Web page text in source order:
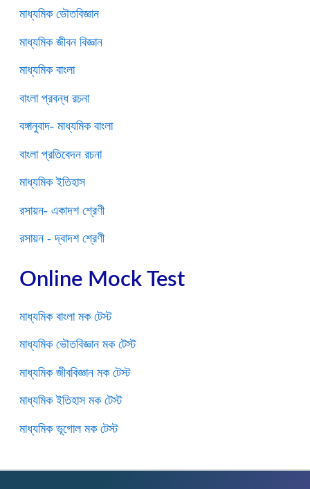
মাধ্যমিক ভৌতবিজ্ঞান
মাধ্যমিক জীবন বিজ্ঞান
মাধ্যমিক বাংলা
বাংলা প্রবন্ধ রচনা
বঙ্গানুবাদ- মাধ্যমিক বাংলা
বাংলা প্রতিবেদন রচনা
মাধ্যমিক ইতিহাস
রসায়ন- একাদশ শ্রেণী
রসায়ন - দ্বাদশ শ্রেণী
Online Mock Test
মাধ্যমিক বাংলা মক টেস্ট
মাধ্যমিক ভৌতবিজ্ঞান মক টেস্ট
মাধ্যমিক জীববিজ্ঞান মক টেস্ট
মাধ্যমিক ইতিহাস মক টেস্ট
মাধ্যমিক ভূগোল মক টেস্ট